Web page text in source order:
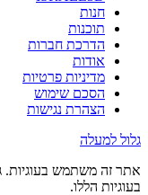
חנות
תוכנות
הדרכת חברות
אודות
מדיניות פרטיות
הסכם שימוש
הצהרת נגישות
גלול למעלה
אתר זה משתמש
בעוגיות הללו.